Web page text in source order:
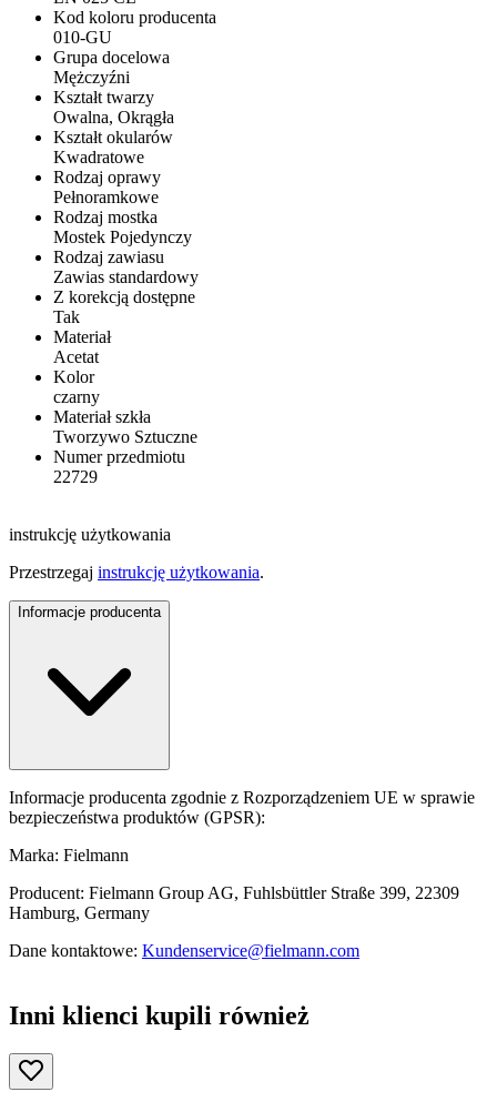
Kod koloru producenta
010-GU
Grupa docelowa
Mężczyźni
Kształt twarzy
Owalna, Okrągła
Kształt okularów
Kwadratowe
Rodzaj oprawy
Pełnoramkowe
Rodzaj mostka
Mostek Pojedynczy
Rodzaj zawiasu
Zawias standardowy
Z korekcją dostępne
Tak
Materiał
Acetat
Kolor
czarny
Materiał szkła
Tworzywo Sztuczne
Numer przedmiotu
22729
instrukcję użytkowania
Przestrzegaj instrukcję użytkowania.
Informacje producenta
Informacje producenta zgodnie z Rozporządzeniem UE w sprawie
bezpieczeństwa produktów (GPSR):
Marka: Fielmann
Producent: Fielmann Group AG, Fuhlsbüttler Straße 399, 22309
Hamburg, Germany
Dane kontaktowe: Kundenservice@fielmann.com
Inni klienci kupili również